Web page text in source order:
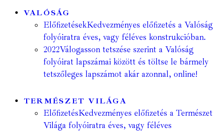
VALÓSÁG
ElőfizetésekKedvezményes előfizetés a Valóság
folyóiratra éves, vagy féléves konstrukcióban.
2022Válogasson tetszése szerint a Valóság
folyóirat lapszámai között és töltse le bármely
tetszőleges lapszámot akár azonnal, online!
TERMÉSZET VILÁGA
ElőfizetésKedvezményes előfizetés a Természet
Világa folyóiratra éves, vagy féléves